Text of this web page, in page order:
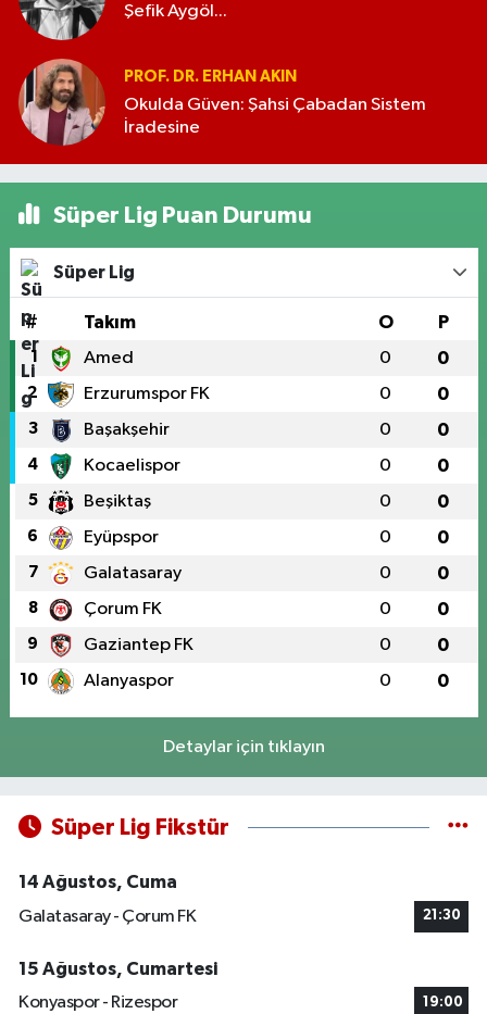
Şefik Aygöl...
PROF. DR. ERHAN AKIN
Okulda Güven: Şahsi Çabadan Sistem
İradesine
Süper Lig Puan Durumu
Süper Lig
# Takım O P
1 Amed 0 0
2 Erzurumspor FK 0 0
3 Başakşehir 0 0
4 Kocaelispor 0 0
5 Beşiktaş 0 0
6 Eyüpspor 0 0
7 Galatasaray 0 0
8 Çorum FK 0 0
9 Gaziantep FK 0 0
10 Alanyaspor 0 0
Detaylar için tıklayın
Süper Lig Fikstür
14 Ağustos, Cuma
Galatasaray - Çorum FK
21:30
15 Ağustos, Cumartesi
Konyaspor - Rizespor
19:00